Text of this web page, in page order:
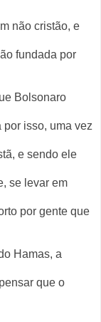
não cristão, e
fundada por
Bolsonaro
isso, uma vez
e sendo ele
se levar em
por gente que
Hamas, a
que o